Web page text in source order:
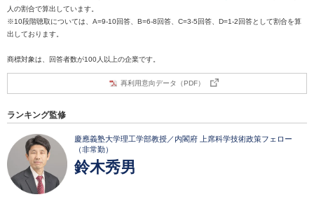
人の割合で算出しています。
※10段階聴取については、A=9-10回答、B=6-8回答、C=3-5回答、D=1-2回答として割合を算
出しております。
商標対象は、回答者数が100人以上の企業です。
再利用意向データ（PDF）
ランキング監修
慶應義塾大学理工学部教授／内閣府 上席科学技術政策フェロー
（非常勤）
鈴木秀男